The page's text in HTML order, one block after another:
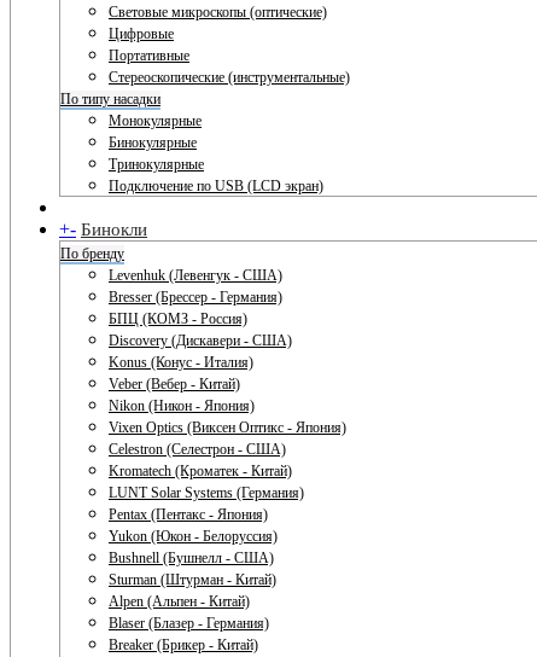
Световые микроскопы (оптические)
Цифровые
Портативные
Стереоскопические (инструментальные)
По типу насадки
Монокулярные
Бинокулярные
Тринокулярные
Подключение по USB (LCD экран)
+- Бинокли
По бренду
Levenhuk (Левенгук - США)
Bresser (Брессер - Германия)
БПЦ (КОМЗ - Россия)
Discovery (Дискавери - США)
Konus (Конус - Италия)
Veber (Вебер - Китай)
Nikon (Никон - Япония)
Vixen Optics (Виксен Оптикс - Япония)
Celestron (Селестрон - США)
Kromatech (Кроматек - Китай)
LUNT Solar Systems (Германия)
Pentax (Пентакс - Япония)
Yukon (Юкон - Белоруссия)
Bushnell (Бушнелл - США)
Sturman (Штурман - Китай)
Alpen (Альпен - Китай)
Blaser (Блазер - Германия)
Breaker (Брикер - Китай)